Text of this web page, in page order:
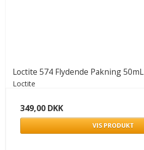
Loctite 574 Flydende Pakning 50mL
Loctite
349,00 DKK
VIS PRODUKT